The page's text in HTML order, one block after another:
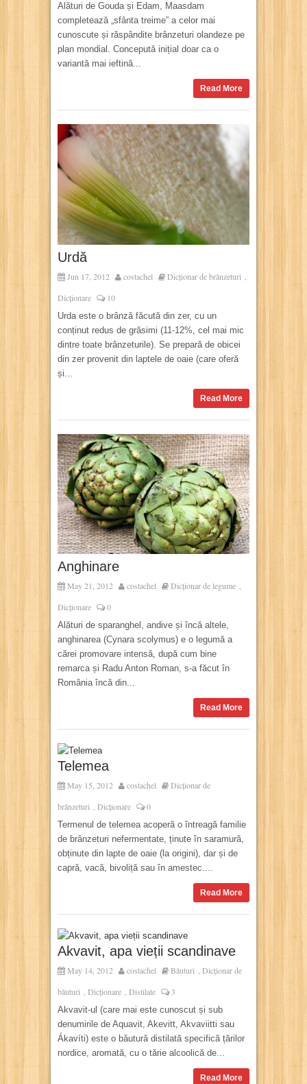
Alături de Gouda și Edam, Maasdam
completează „sfânta treime” a celor mai
cunoscute și răspândite brânzeturi olandeze pe
plan mondial. Concepută inițial doar ca o
variantă mai ieftină...
Read More
Urdă
Jun 17, 2012 costachel Dicționar de brânzeturi
Dicționare 10
Urda este o brânză făcută din zer, cu un
conținut redus de grăsimi (11-12%, cel mai mic
dintre toate brânzeturile). Se prepară de obicei
din zer provenit din laptele de oaie (care oferă
și...
Read More
Anghinare
May 21, 2012 costachel Dicționar de legume ,
Dicționare 0
Alături de sparanghel, andive și încă altele,
anghinarea (Cynara scolymus) e o legumă a
cărei promovare intensă, după cum bine
remarca și Radu Anton Roman, s-a făcut în
România încă din...
Read More
Telemea
May 15, 2012 costachel
Dicționar de
brânzeturi , Dicționare 0
Termenul de telemea acoperă o întreagă familie
de brânzeturi nefermentate, ținute în saramură,
obținute din lapte de oaie (la origini), dar și de
capră, vacă, bivoliță sau în amestec....
Read More
Akvavit, apa vieții scandinave
May 14, 2012 costachel Băuturi , Dicționar de
băuturi , Dicționare , Distilate 3
Akvavit-ul (care mai este cunoscut și sub
denumirile de Aquavit, Akevitt, Akvaviitti sau
Ákavíti) este o băutură distilată specifică țărilor
nordice, aromată, cu o tărie alcoolică de...
Read More